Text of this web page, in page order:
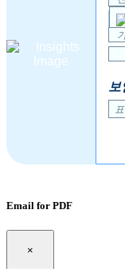
보
Email for PDF
×